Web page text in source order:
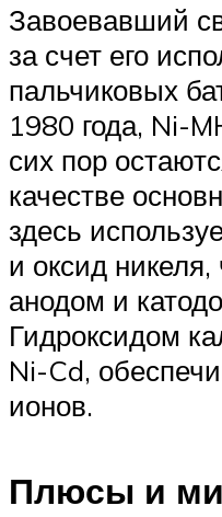
Завоевавший
за счет его
пальчиковых
1980 года, Ni-
сих пор
качестве
здесь
и оксид
анодом и
Гидроксидом
Ni-Cd,
ионов.
Плюсы и